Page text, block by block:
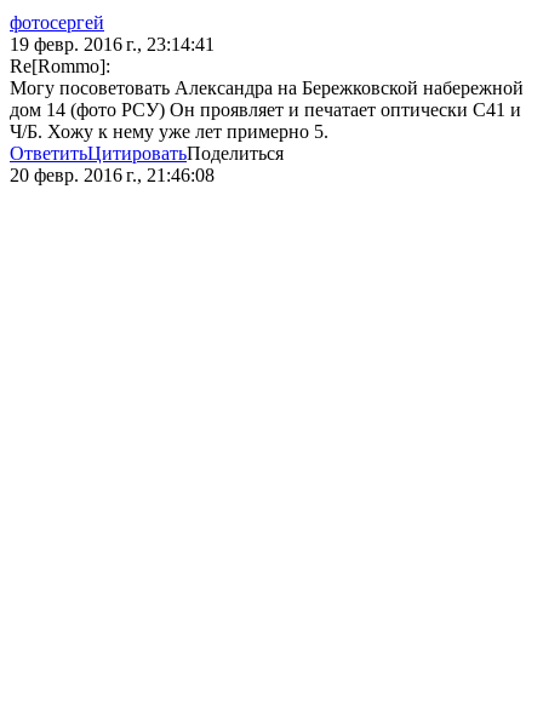
фотосергей
19 февр. 2016 г., 23:14:41
Re[Rommo]:
Могу посоветовать Александра на Бережковской набережной
дом 14 (фото РСУ) Он проявляет и печатает оптически С41 и
Ч/Б. Хожу к нему уже лет примерно 5.
ОтветитьЦитироватьПоделиться
20 февр. 2016 г., 21:46:08